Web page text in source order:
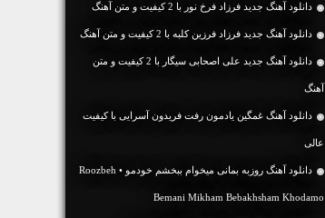
دانلود آهنگ جديد فرزاد فرخ نور با 2 کیفیت و متن آهنگ
دانلود آهنگ جديد فرزاد فرزین کلبه با 2 کیفیت و متن آهنگ
دانلود آهنگ جديد علی اصحابی سیگار با 2 کیفیت و متن
آهنگ
دانلود آهنگ غمگین یادمون رفت فریدون آسرایی با کیفیت
عالی
دانلود آهنگ روزبه بمانی میخوام ببخشم خودمو • Roozbeh
Bemani Mikham Bebakhsham Khodamo